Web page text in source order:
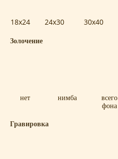
18x24 24x30 30x40
Золочение
нет нимба
всего
фона
Гравировка